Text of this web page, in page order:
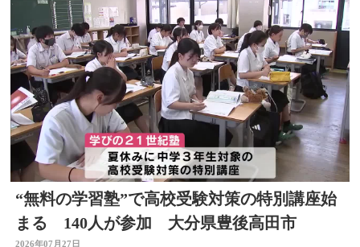
“無料の学習塾”で高校受験対策の特別講座始
まる 140人が参加 大分県豊後高田市
2026年07月27日